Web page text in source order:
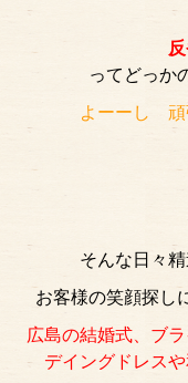
ってどっか
よーーし 頑
そんな日々
お客様の笑顔探し
広島の結婚式、ブ
デイングドレス